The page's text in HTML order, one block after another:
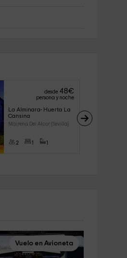
desde 48€
persona y noche
La Alminara- Huerta La
Cansina
Mairena Del Alcor (Sevilla)
2 1 1
Vuelo en Avioneta